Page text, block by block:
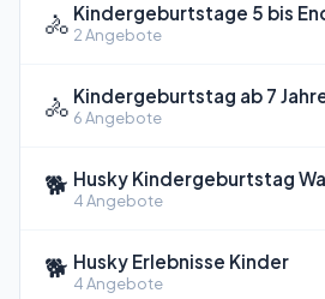
🚴 Kindergeburtstage 5 bis
2 Angebote
🚴 Kindergeburtstag ab 7
6 Angebote
🐕 Husky Kindergeburtstag
4 Angebote
🐕 Husky Erlebnisse Kinder
4 Angebote